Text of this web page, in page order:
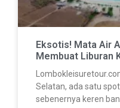
Eksotis! Mata Air
Membuat Liburan
Selatan, ada satu
sebenernya keren